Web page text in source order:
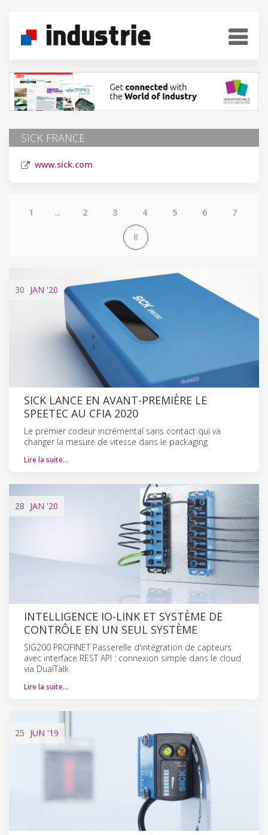
SICK FRANCE
www.sick.com
1 ... 2 3 4 5 6 7
8
30 JAN '20
SICK LANCE EN AVANT-PREMIÈRE LE
SPEETEC AU CFIA 2020
Le premier codeur incrémental sans contact qui va
changer la mesure de vitesse dans le packaging
Lire la suite…
28 JAN '20
INTELLIGENCE IO-LINK ET SYSTÈME DE
CONTRÔLE EN UN SEUL SYSTÈME
SIG200 PROFINET Passerelle d'intégration de capteurs
avec interface REST API : connexion simple dans le cloud
via DualTalk
Lire la suite…
25 JUN '19